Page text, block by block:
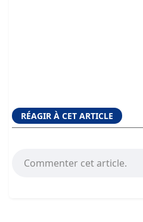
RÉAGIR À CET ARTICLE
Commenter cet article.